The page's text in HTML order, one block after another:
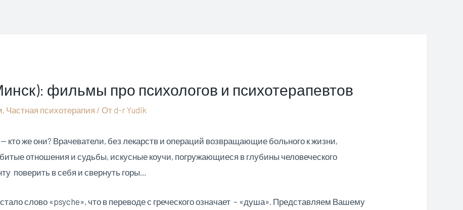
фильмы про психологов и психотерапевтов
, Частная психотерапия / Отd-r Yudik
же они? Врачеватели, без лекарств и операций возвращающие больного к жизни,
отношения и судьбы, искусные коучи, погружающиеся в глубины человеческого
поверить в себя и свернуть горы…
слово «psyche», что в переводе с греческого означает – «душа». Представляем Вашему